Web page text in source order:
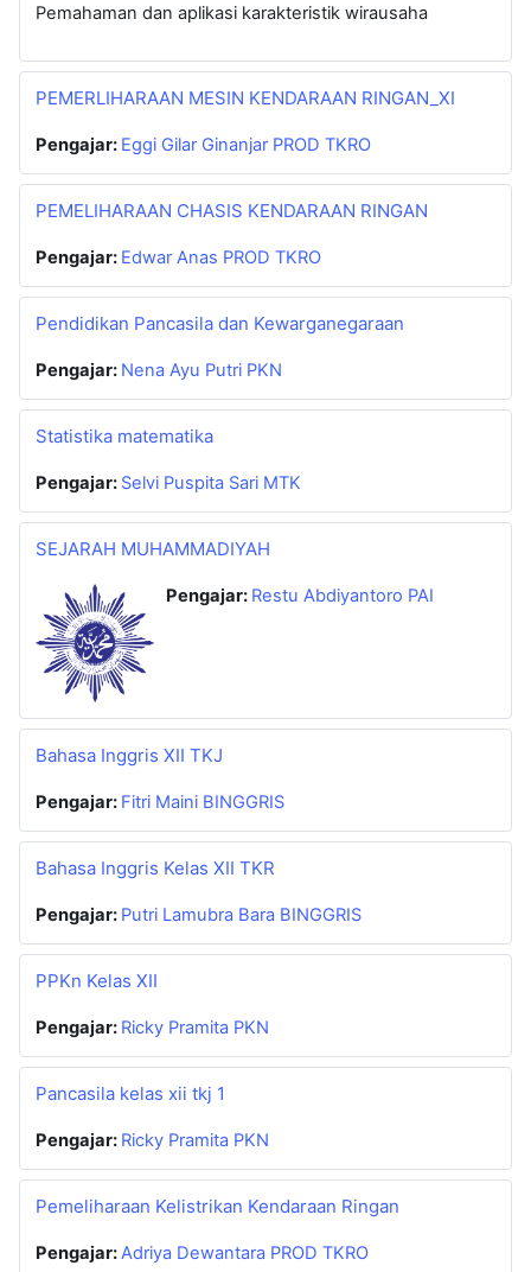
Pemahaman dan aplikasi karakteristik wirausaha
PEMERLIHARAAN MESIN KENDARAAN RINGAN_XI
Pengajar: Eggi Gilar Ginanjar PROD TKRO
PEMELIHARAAN CHASIS KENDARAAN RINGAN
Pengajar: Edwar Anas PROD TKRO
Pendidikan Pancasila dan Kewarganegaraan
Pengajar: Nena Ayu Putri PKN
Statistika matematika
Pengajar: Selvi Puspita Sari MTK
SEJARAH MUHAMMADIYAH
Pengajar: Restu Abdiyantoro PAI
Bahasa Inggris XII TKJ
Pengajar: Fitri Maini BINGGRIS
Bahasa Inggris Kelas XII TKR
Pengajar: Putri Lamubra Bara BINGGRIS
PPKn Kelas XII
Pengajar: Ricky Pramita PKN
Pancasila kelas xii tkj 1
Pengajar: Ricky Pramita PKN
Pemeliharaan Kelistrikan Kendaraan Ringan
Pengajar: Adriya Dewantara PROD TKRO